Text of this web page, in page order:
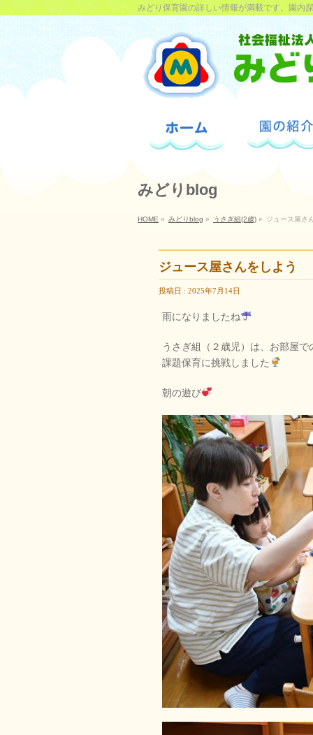
みどり保育園の詳しい情報が満載です。園内
みどりblog
HOME » みどりblog » うさぎ組(2歳) » ジュース屋さ
ジュース屋さんをしよう
投稿日 : 2025年7月14日
雨になりましたね
うさぎ組（２歳児）は、お部屋で
課題保育に挑戦しました
朝の遊び